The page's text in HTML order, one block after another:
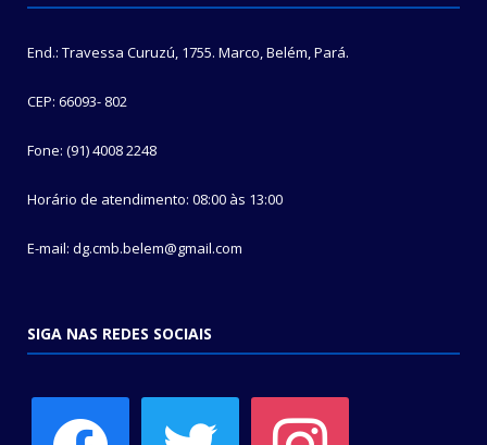
End.: Travessa Curuzú, 1755. Marco, Belém, Pará.
CEP: 66093- 802
Fone: (91) 4008 2248
Horário de atendimento: 08:00 às 13:00
E-mail: dg.cmb.belem@gmail.com
SIGA NAS REDES SOCIAIS